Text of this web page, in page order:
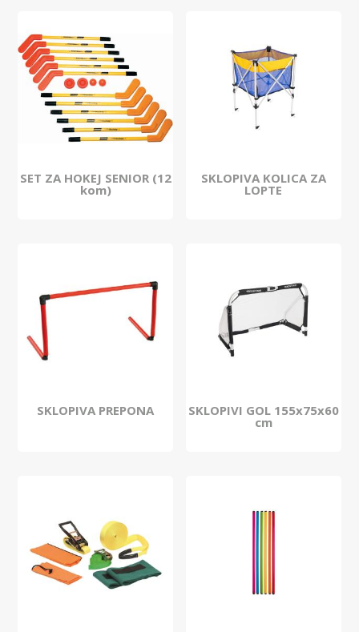
SET ZA HOKEJ SENIOR (12
kom)
SKLOPIVA KOLICA ZA
LOPTE
SKLOPIVA PREPONA SKLOPIVI GOL 155x75x60
cm